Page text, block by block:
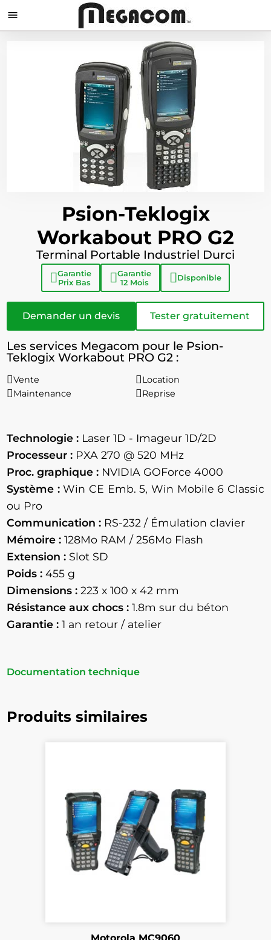

Psion-Teklogix
Workabout PRO G2
Terminal Portable Industriel Durci
Garantie
Prix Bas
Garantie
12 Mois
Disponible
Demander un devis Tester gratuitement
Les services Megacom pour le Psion-
Teklogix Workabout PRO G2 :
Vente
Location
Maintenance
Reprise
Technologie : Laser 1D - Imageur 1D/2D
Processeur : PXA 270 @ 520 MHz
Proc. graphique : NVIDIA GOForce 4000
Système :Win CE Emb. 5, Win Mobile 6 Classic
ou Pro
Communication : RS-232 / Émulation clavier
Mémoire : 128Mo RAM / 256Mo Flash
Extension : Slot SD
Poids : 455 g
Dimensions : 223 x 100 x 42 mm
Résistance aux chocs : 1.8m sur du béton
Garantie : 1 an retour / atelier
Documentation technique
Produits similaires